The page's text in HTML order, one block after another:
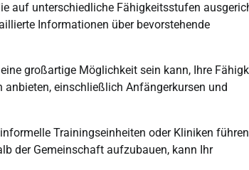
auf unterschiedliche Fähigkeitsstufen
Informationen über bevorstehende
großartige Möglichkeit sein kann, Ihre
anbieten, einschließlich Anfängerkursen und
Trainingseinheiten oder Kliniken
der Gemeinschaft aufzubauen, kann Ihr